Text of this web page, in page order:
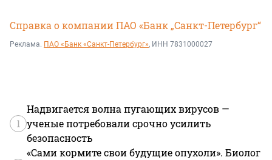
Справка о компании ПАО «Банк „Санкт-Петербург“
Реклама. ПАО «Банк «Санкт-Петербург», ИНН 7831000027
1
Надвигается волна пугающих вирусов —
ученые потребовали срочно усилить
безопасность
«Сами кормите свои будущие опухоли». Биолог